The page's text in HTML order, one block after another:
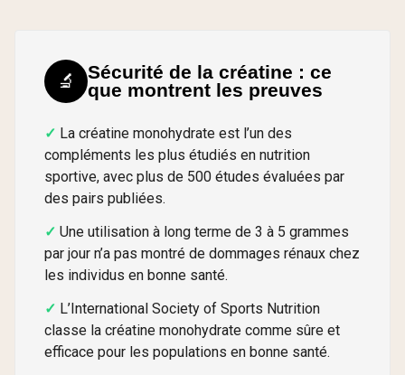
🔬
Sécurité de la créatine : ce
que montrent les preuves
La créatine monohydrate est l’un des
compléments les plus étudiés en nutrition
sportive, avec plus de 500 études évaluées par
des pairs publiées.
Une utilisation à long terme de 3 à 5 grammes
par jour n’a pas montré de dommages rénaux chez
les individus en bonne santé.
L’International Society of Sports Nutrition
classe la créatine monohydrate comme sûre et
efficace pour les populations en bonne santé.